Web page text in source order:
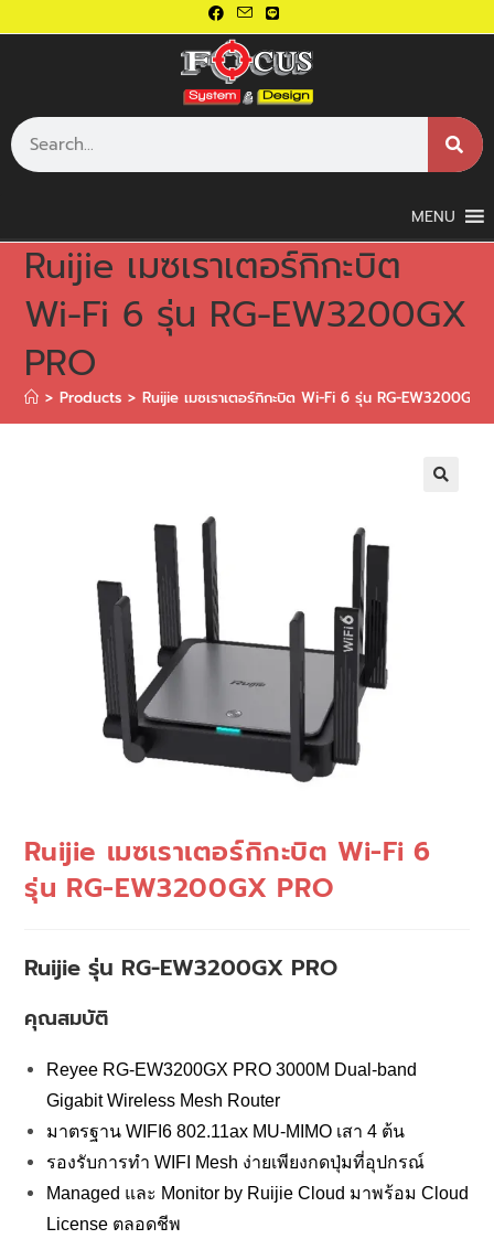
MENU
Ruijie เมซเราเตอร์กิกะบิต
Wi-Fi 6 รุ่น RG-EW3200GX
PRO
> Products > Ruijie เมซเราเตอร์กิกะบิต Wi-Fi 6 รุ่น RG-EW3200GX
Ruijie เมซเราเตอร์กิกะบิต Wi-Fi 6
รุ่น RG-EW3200GX PRO
Ruijie รุ่น RG-EW3200GX PRO
คุณสมบัติ
Reyee RG-EW3200GX PRO 3000M Dual-band
Gigabit Wireless Mesh Router
มาตรฐาน WIFI6 802.11ax MU-MIMO เสา 4 ต้น
รองรับการทำ WIFI Mesh ง่ายเพียงกดปุ่มที่อุปกรณ์
Managed และ Monitor by Ruijie Cloud มาพร้อม Cloud
License ตลอดชีพ